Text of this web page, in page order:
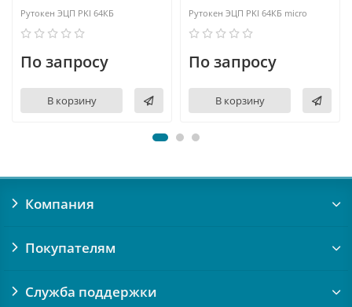
Рутокен ЭЦП PKI 64КБ
По запросу
В корзину
Рутокен ЭЦП PKI 64КБ micro
По запросу
В корзину
Компания
Покупателям
Служба поддержки